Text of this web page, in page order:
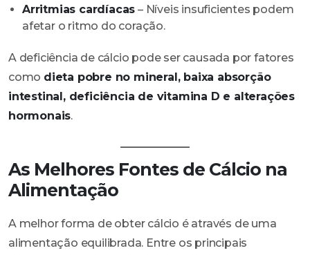
Arritmias cardíacas – Níveis insuficientes podem
afetar o ritmo do coração.
A deficiência de cálcio pode ser causada por fatores
como dieta pobre no mineral, baixa absorção
intestinal, deficiência de vitamina D e alterações
hormonais.
As Melhores Fontes de Cálcio na
Alimentação
A melhor forma de obter cálcio é através de uma
alimentação equilibrada. Entre os principais